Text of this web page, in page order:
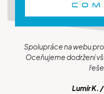
Spolupráce na webu
Oceňujeme dodržení
Lumír K.